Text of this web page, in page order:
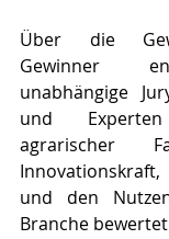
Über die
Gewinner
unabhängige
und Experten
agrarischer
und den
Branche